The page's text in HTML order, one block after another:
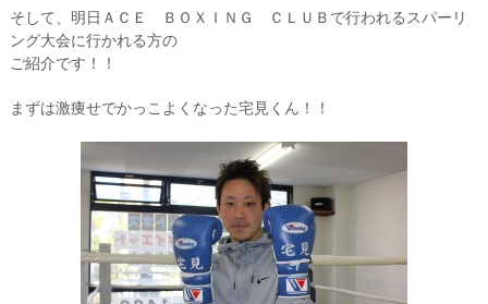
そして、明日ＡＣＥ ＢＯＸＩＮＧ ＣＬＵＢで行われるスパーリ
ング大会に行かれる方の
ご紹介です！！
まずは激痩せでかっこよくなった宅見くん！！